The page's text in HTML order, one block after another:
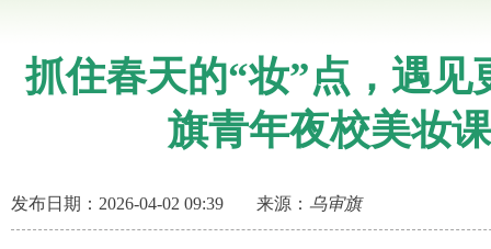
抓住春天的“妆”点，遇见
旗青年夜校美妆
发布日期：2026-04-02 09:39 来源： 乌审旗